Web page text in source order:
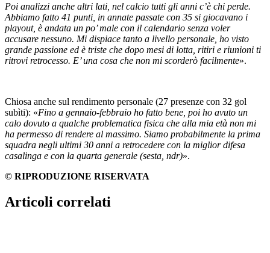
Poi analizzi anche altri lati, nel calcio tutti gli anni c’è chi perde.
Abbiamo fatto 41 punti, in annate passate con 35 si giocavano i
playout, è andata un po’ male con il calendario senza voler
accusare nessuno. Mi dispiace tanto a livello personale, ho visto
grande passione ed è triste che dopo mesi di lotta, ritiri e riunioni ti
ritrovi retrocesso. E’ una cosa che non mi scorderò facilmente».
Chiosa anche sul rendimento personale (27 presenze con 32 gol
subìti): «Fino a gennaio-febbraio ho fatto bene, poi ho avuto un
calo dovuto a qualche problematica fisica che alla mia età non mi
ha permesso di rendere al massimo. Siamo probabilmente la prima
squadra negli ultimi 30 anni a retrocedere con la miglior difesa
casalinga e con la quarta generale (sesta, ndr)».
© RIPRODUZIONE RISERVATA
Articoli correlati